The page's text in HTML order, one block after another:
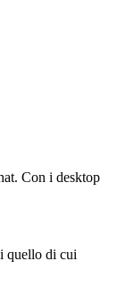
Con i desktop
quello di cui